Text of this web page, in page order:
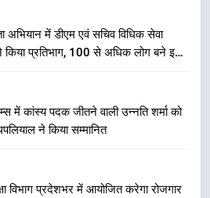
अभियान में डीएम एवं सचिव विधिक सेवा
किया प्रतिभाग, 100 से अधिक लोग बने इस
में कांस्य पदक जीतने वाली उन्नति शर्मा को
ने किया सम्मानित
विभाग प्रदेशभर में आयोजित करेगा रोजगार
देशभक्ति के विविध कार्यक्रम
मेले को सकुशल रूप से संपन्न कराने
लिए खुद मैदान में उतरे एसएसपी दून